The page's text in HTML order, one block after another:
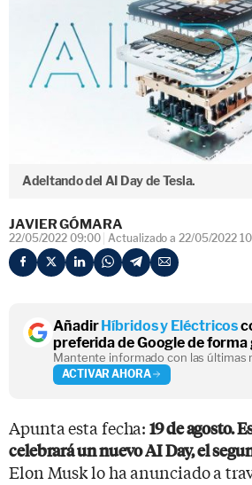
Adeltando del AI Day de Tesla.
JAVIER GÓMARA
22/05/2022 09:00 Actualizado a 22/05/2022
AñadirHíbridos y Eléctricos
preferida de Google de
Mantente informado con las últimas
ACTIVAR AHORA
Apunta esta fecha:19 de agosto.
celebrará un nuevo AI Day, el
Elon Musk lo ha anunciado a